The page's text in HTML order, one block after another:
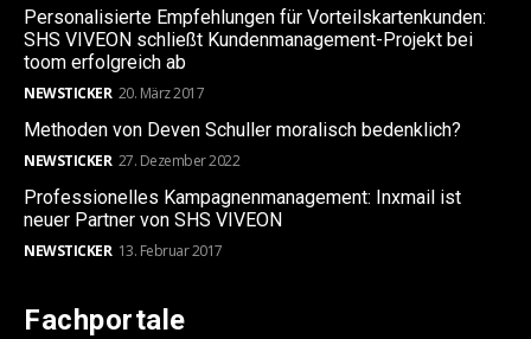
Personalisierte Empfehlungen für Vorteilskartenkunden:
SHS VIVEON schließt Kundenmanagement-Projekt bei
toom erfolgreich ab
NEWSTICKER 20. März 2017
Methoden von Deven Schuller moralisch bedenklich?
NEWSTICKER 27. Dezember 2022
Professionelles Kampagnenmanagement: Inxmail ist
neuer Partner von SHS VIVEON
NEWSTICKER 13. Februar 2017
Fachportale